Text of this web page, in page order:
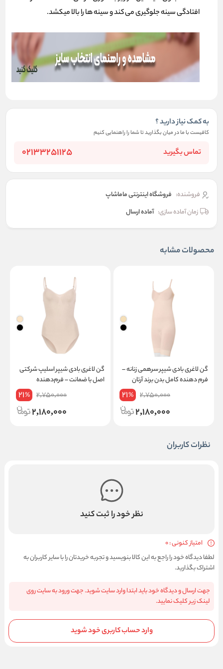
افتادگی سینه جلوگیری می کند و سینه ها را بالا میکشد.
به کمک نیاز دارید ؟
کافیست با ما در میان بگذارید تا شما را راهنمایی کنیم
تماس بگیرید 02133251125
فروشنده: فروشگاه اینترنتی ماماشاپ
زمان آماده سازی: آماده ارسال
محصولات مشابه
گن لاغری بادی شیپر سرهمی زنانه –
فرم‌ دهنده کامل بدن برند آرتان
2,750,000
21%
2,180,000
گن لاغری بادی شیپر اسلیپ شرکتی
اصل با ضمانت – فرم‌دهنده
خوش‌فرم و راحت برند آرتان کد 2012
2,750,000
21%
2,180,000
نظرات کاربران
نظر خود را ثبت کنید
امتیاز کنونی : 0
لطفا دیدگاه خود را راجع به این کالا بنویسید و تجربه خریدتان را با سایر کاربران به
اشتراک بگذارید.
جهت ارسال و دیدگاه خود باید ابتدا وارد سایت شوید. جهت ورود به سایت روی
لینک زیر کلیک نمایید.
وارد حساب کاربری خود شوید